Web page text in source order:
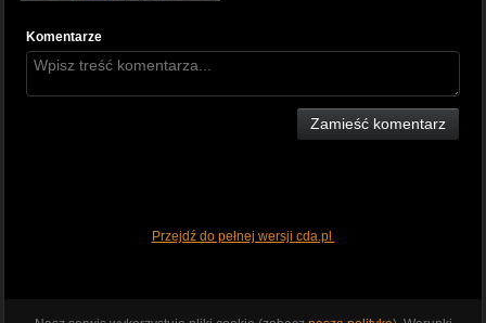
Komentarze
Zamieść komentarz
Przejdź do pełnej wersji cda.pl